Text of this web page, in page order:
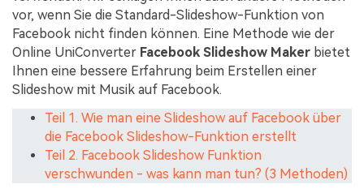
vor, wenn Sie die Standard-Slideshow-Funktion von
Facebook nicht finden können. Eine Methode wie der
Online UniConverter Facebook Slideshow Maker bietet
Ihnen eine bessere Erfahrung beim Erstellen einer
Slideshow mit Musik auf Facebook.
Teil 1. Wie man eine Slideshow auf Facebook über
die Facebook Slideshow-Funktion erstellt
Teil 2. Facebook Slideshow Funktion
verschwunden - was kann man tun? (3 Methoden)